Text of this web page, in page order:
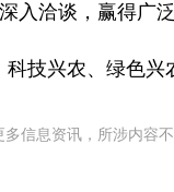
入洽谈，赢得广
技兴农、绿色
信息资讯，所涉内容